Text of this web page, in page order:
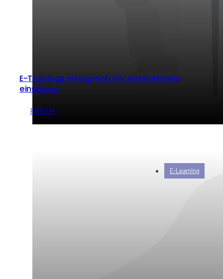
E-Trainings erfolgreich im Unternehmen
einsetzen
PINKTUM
E-Learning